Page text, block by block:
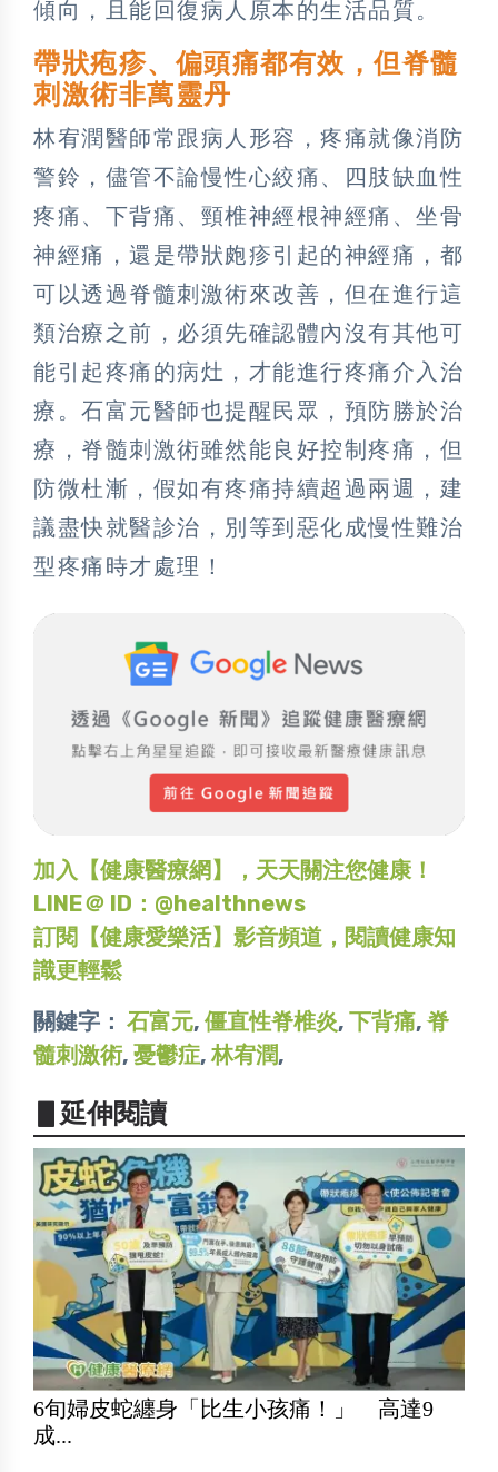
傾向，且能回復病人原本的生活品質。
帶狀疱疹、偏頭痛都有效，但脊髓
刺激術非萬靈丹
林宥潤醫師常跟病人形容，疼痛就像消防
警鈴，儘管不論慢性心絞痛、四肢缺血性
疼痛、下背痛、頸椎神經根神經痛、坐骨
神經痛，還是帶狀皰疹引起的神經痛，都
可以透過脊髓刺激術來改善，但在進行這
類治療之前，必須先確認體內沒有其他可
能引起疼痛的病灶，才能進行疼痛介入治
療。石富元醫師也提醒民眾，預防勝於治
療，脊髓刺激術雖然能良好控制疼痛，但
防微杜漸，假如有疼痛持續超過兩週，建
議盡快就醫診治，別等到惡化成慢性難治
型疼痛時才處理！
加入【健康醫療網】，天天關注您健康！
LINE＠ ID：@healthnews
訂閱【健康愛樂活】影音頻道，閱讀健康知
識更輕鬆
關鍵字： 石富元, 僵直性脊椎炎, 下背痛,脊
髓刺激術, 憂鬱症,林宥潤,
▋延伸閱讀
6旬婦皮蛇纏身「比生小孩痛！」 高達9
成...